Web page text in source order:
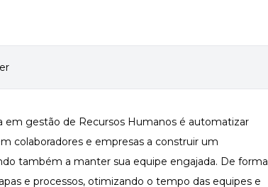
em gestão de Recursos Humanos é automatizar
colaboradores e empresas a construir um
também a manter sua equipe engajada. De forma
e processos, otimizando o tempo das equipes e